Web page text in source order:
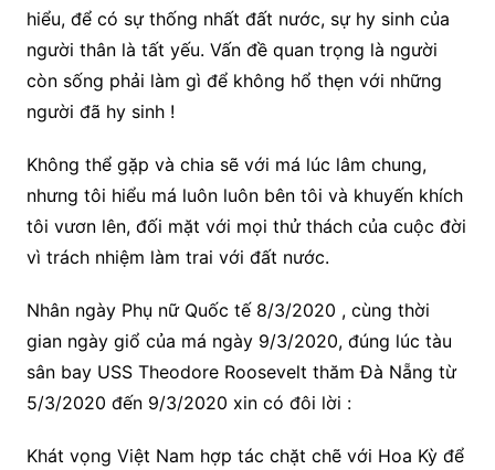
hiểu, để có sự thống nhất đất nước, sự hy sinh của
người thân là tất yếu. Vấn đề quan trọng là người
còn sống phải làm gì để không hổ thẹn với những
người đã hy sinh !
Không thể gặp và chia sẽ với má lúc lâm chung,
nhưng tôi hiểu má luôn luôn bên tôi và khuyến khích
tôi vươn lên, đối mặt với mọi thử thách của cuộc đời
vì trách nhiệm làm trai với đất nước.
Nhân ngày Phụ nữ Quốc tế 8/3/2020 , cùng thời
gian ngày giổ của má ngày 9/3/2020, đúng lúc tàu
sân bay USS Theodore Roosevelt thăm Đà Nẵng từ
5/3/2020 đến 9/3/2020 xin có đôi lời :
Khát vọng Việt Nam hợp tác chặt chẽ với Hoa Kỳ để